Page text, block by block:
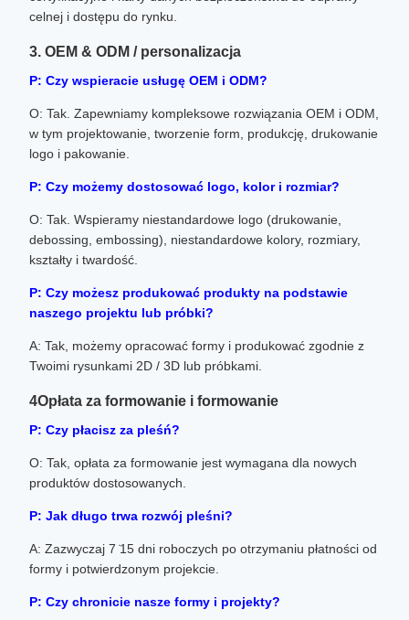
celnej i dostępu do rynku.
3. OEM & ODM / personalizacja
P: Czy wspieracie usługę OEM i ODM?
O: Tak. Zapewniamy kompleksowe rozwiązania OEM i ODM,
w tym projektowanie, tworzenie form, produkcję, drukowanie
logo i pakowanie.
P: Czy możemy dostosować logo, kolor i rozmiar?
O: Tak. Wspieramy niestandardowe logo (drukowanie,
debossing, embossing), niestandardowe kolory, rozmiary,
kształty i twardość.
P: Czy możesz produkować produkty na podstawie
naszego projektu lub próbki?
A: Tak, możemy opracować formy i produkować zgodnie z
Twoimi rysunkami 2D / 3D lub próbkami.
4Opłata za formowanie i formowanie
P: Czy płacisz za pleśń?
O: Tak, opłata za formowanie jest wymagana dla nowych
produktów dostosowanych.
P: Jak długo trwa rozwój pleśni?
A: Zazwyczaj 7 ̇15 dni roboczych po otrzymaniu płatności od
formy i potwierdzonym projekcie.
P: Czy chronicie nasze formy i projekty?